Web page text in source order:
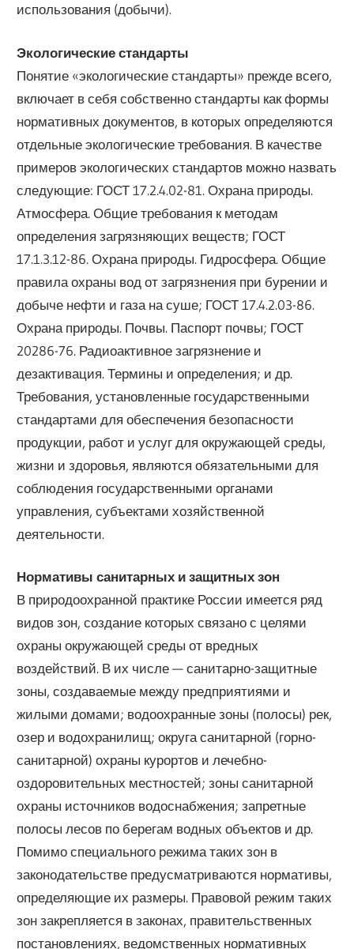
использования (добычи).
Экологические стандарты
Понятие «экологические стандарты» прежде всего,
включает в себя собственно стандарты как формы
нормативных документов, в которых определяются
отдельные экологические требования. В качестве
примеров экологических стандартов можно назвать
следующие: ГОСТ 17.2.4.02-81. Охрана природы.
Атмосфера. Общие требования к методам
определения загрязняющих веществ; ГОСТ
17.1.3.12-86. Охрана природы. Гидросфера. Общие
правила охраны вод от загрязнения при бурении и
добыче нефти и газа на суше; ГОСТ 17.4.2.03-86.
Охрана природы. Почвы. Паспорт почвы; ГОСТ
20286-76. Радиоактивное загрязнение и
дезактивация. Термины и определения; и др.
Требования, установленные государственными
стандартами для обеспечения безопасности
продукции, работ и услуг для окружающей среды,
жизни и здоровья, являются обязательными для
соблюдения государственными органами
управления, субъектами хозяйственной
деятельности.
Нормативы санитарных и защитных зон
В природоохранной практике России имеется ряд
видов зон, создание которых связано с целями
охраны окружающей среды от вредных
воздействий. В их числе — санитарно-защитные
зоны, создаваемые между предприятиями и
жилыми домами; водоохранные зоны (полосы) рек,
озер и водохранилищ; округа санитарной (горно-
санитарной) охраны курортов и лечебно-
оздоровительных местностей; зоны санитарной
охраны источников водоснабжения; запретные
полосы лесов по берегам водных объектов и др.
Помимо специального режима таких зон в
законодательстве предусматриваются нормативы,
определяющие их размеры. Правовой режим таких
зон закрепляется в законах, правительственных
постановлениях, ведомственных нормативных